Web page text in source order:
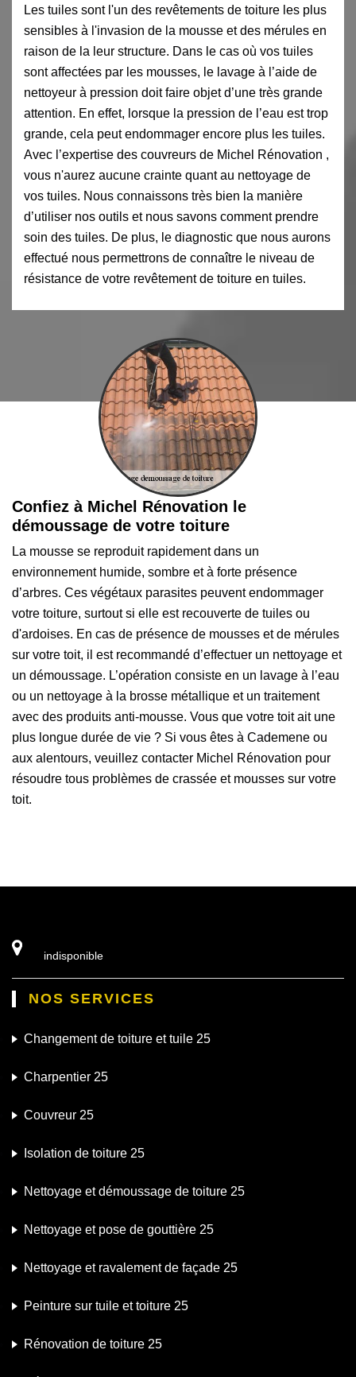
Les tuiles sont l'un des revêtements de toiture les plus
sensibles à l'invasion de la mousse et des mérules en
raison de la leur structure. Dans le cas où vos tuiles
sont affectées par les mousses, le lavage à l’aide de
nettoyeur à pression doit faire objet d’une très grande
attention. En effet, lorsque la pression de l’eau est trop
grande, cela peut endommager encore plus les tuiles.
Avec l’expertise des couvreurs de Michel Rénovation ,
vous n'aurez aucune crainte quant au nettoyage de
vos tuiles. Nous connaissons très bien la manière
d’utiliser nos outils et nous savons comment prendre
soin des tuiles. De plus, le diagnostic que nous aurons
effectué nous permettrons de connaître le niveau de
résistance de votre revêtement de toiture en tuiles.
Confiez à Michel Rénovation le
démoussage de votre toiture
La mousse se reproduit rapidement dans un
environnement humide, sombre et à forte présence
d’arbres. Ces végétaux parasites peuvent endommager
votre toiture, surtout si elle est recouverte de tuiles ou
d'ardoises. En cas de présence de mousses et de mérules
sur votre toit, il est recommandé d’effectuer un nettoyage et
un démoussage. L’opération consiste en un lavage à l’eau
ou un nettoyage à la brosse métallique et un traitement
avec des produits anti-mousse. Vous que votre toit ait une
plus longue durée de vie ? Si vous êtes à Cademene ou
aux alentours, veuillez contacter Michel Rénovation pour
résoudre tous problèmes de crassée et mousses sur votre
toit.
indisponible
NOS SERVICES
Changement de toiture et tuile 25
Charpentier 25
Couvreur 25
Isolation de toiture 25
Nettoyage et démoussage de toiture 25
Nettoyage et pose de gouttière 25
Nettoyage et ravalement de façade 25
Peinture sur tuile et toiture 25
Rénovation de toiture 25